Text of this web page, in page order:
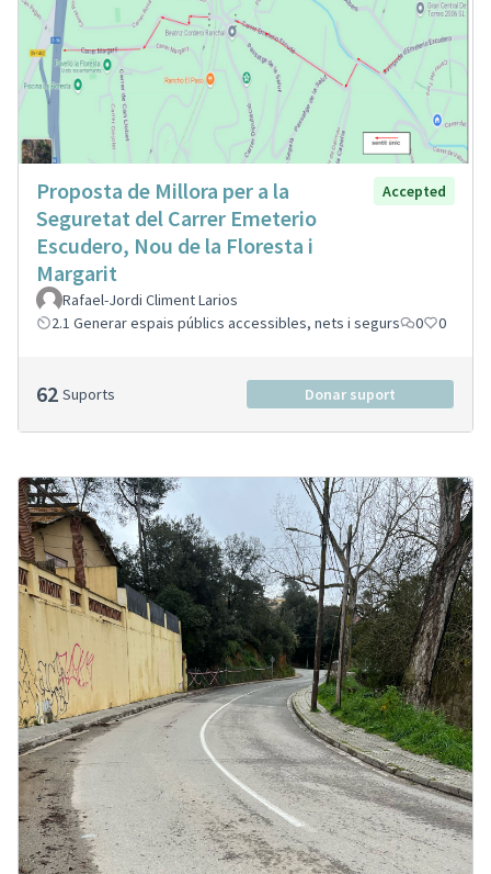
Proposta de Millora per a la
Seguretat del Carrer Emeterio
Escudero, Nou de la Floresta i
Margarit
Accepted
Rafael-Jordi Climent Larios
2.1 Generar espais públics accessibles, nets i segurs
0 0
62 Suports Donar suport